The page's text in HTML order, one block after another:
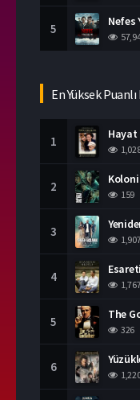
5 Nefes
En Yüksek
1 Hayat
2 Koloni
159
3
4
5 The
326
6